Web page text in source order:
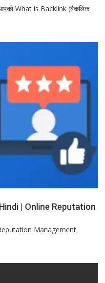
आपको What is Backlink (बैकलिंक
| Online Reputation
Management